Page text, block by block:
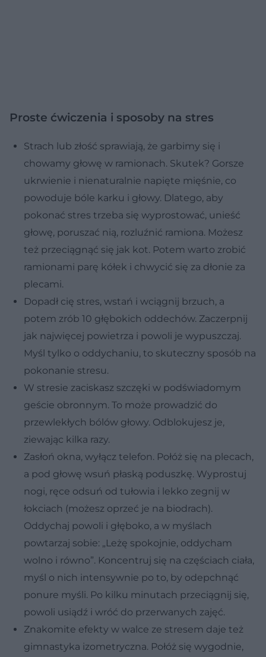
Proste ćwiczenia i sposoby na stres
Strach lub złość sprawiają, że garbimy się i
chowamy głowę w ramionach. Skutek? Gorsze
ukrwienie i nienaturalnie napięte mięśnie, co
powoduje bóle karku i głowy. Dlatego, aby
pokonać stres trzeba się wyprostować, unieść
głowę, poruszać nią, rozluźnić ramiona. Możesz
też przeciągnąć się jak kot. Potem warto zrobić
ramionami parę kółek i chwycić się za dłonie za
plecami.
Dopadł cię stres, wstań i wciągnij brzuch, a
potem zrób 10 głębokich oddechów. Zaczerpnij
jak najwięcej powietrza i powoli je wypuszczaj.
Myśl tylko o oddychaniu, to skuteczny sposób na
pokonanie stresu.
W stresie zaciskasz szczęki w podświadomym
geście obronnym. To może prowadzić do
przewlekłych bólów głowy. Odblokujesz je,
ziewając kilka razy.
Zasłoń okna, wyłącz telefon. Połóż się na plecach,
a pod głowę wsuń płaską poduszkę. Wyprostuj
nogi, ręce odsuń od tułowia i lekko zegnij w
łokciach (możesz oprzeć je na biodrach).
Oddychaj powoli i głęboko, a w myślach
powtarzaj sobie: „Leżę spokojnie, oddycham
wolno i równo”. Koncentruj się na częściach ciała,
myśl o nich intensywnie po to, by odepchnąć
ponure myśli. Po kilku minutach przeciągnij się,
powoli usiądź i wróć do przerwanych zajęć.
Znakomite efekty w walce ze stresem daje też
gimnastyka izometryczna. Połóż się wygodnie,